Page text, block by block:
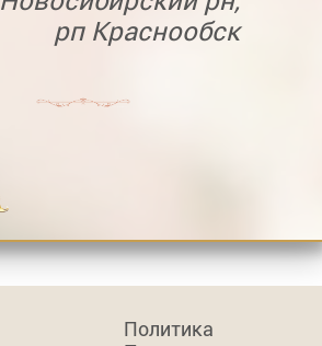
рп Краснообск
Политика